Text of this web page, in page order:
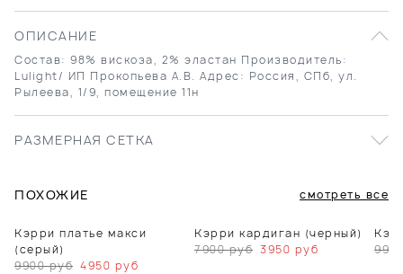
ОПИСАНИЕ
Состав: 98% вискоза, 2% эластан Производитель:
Lulight/ ИП Прокопьева А.В. Адрес: Россия, СПб, ул.
Рылеева, 1/9, помещение 11н
РАЗМЕРНАЯ СЕТКА
ПОХОЖИЕ смотреть все
Кэрри платье макси
(серый)
9900руб 4950 руб
Кэрри кардиган (черный)
7900руб 3950 руб